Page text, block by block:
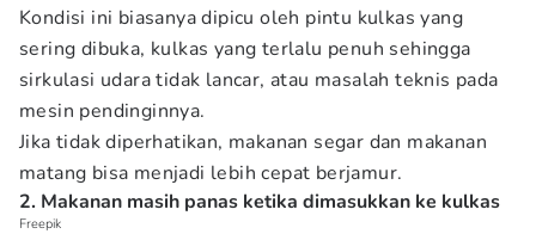
Kondisi ini biasanya dipicu oleh pintu kulkas yang
sering dibuka, kulkas yang terlalu penuh sehingga
sirkulasi udara tidak lancar, atau masalah teknis pada
mesin pendinginnya.
Jika tidak diperhatikan, makanan segar dan makanan
matang bisa menjadi lebih cepat berjamur.
2. Makanan masih panas ketika dimasukkan ke kulkas
Freepik